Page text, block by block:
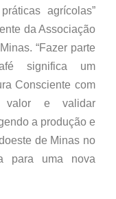
agrícolas”
da Associação
“Fazer parte
significa um
Consciente com
valor e validar
a produção e
de Minas no
para uma nova